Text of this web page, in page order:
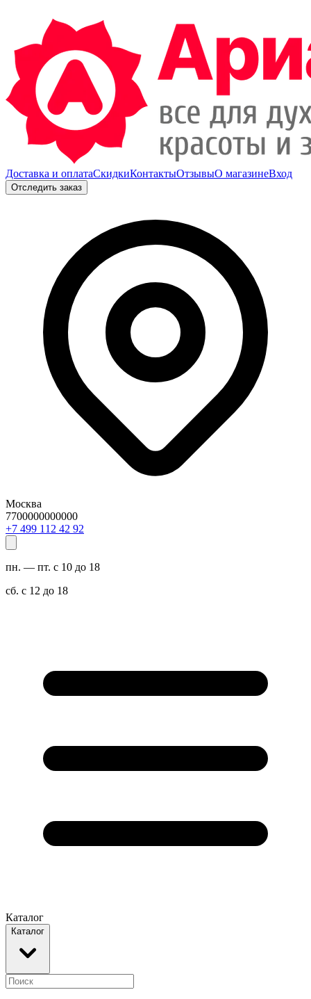
Доставка и оплатаСкидкиКонтактыОтзывыО магазинеВход
Отследить заказ
Москва
7700000000000
29 24 211 994 7+
пн. — пт. с 10 до 18
сб. с 12 до 18
Каталог
Каталог